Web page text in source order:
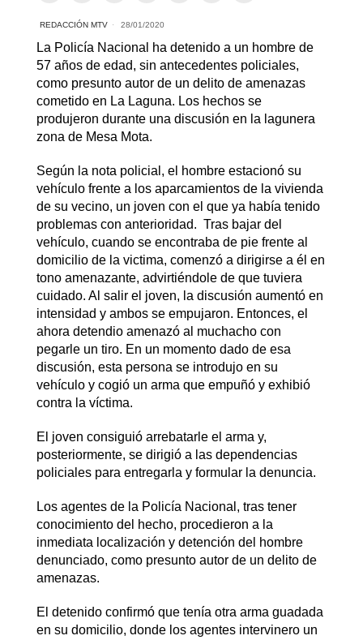
REDACCIÓN MTV 28/01/2020
La Policía Nacional ha detenido a un hombre de
57 años de edad, sin antecedentes policiales,
como presunto autor de un delito de amenazas
cometido en La Laguna. Los hechos se
produjeron durante una discusión en la lagunera
zona de Mesa Mota.
Según la nota policial, el hombre estacionó su
vehículo frente a los aparcamientos de la vivienda
de su vecino, un joven con el que ya había tenido
problemas con anterioridad. Tras bajar del
vehículo, cuando se encontraba de pie frente al
domicilio de la victima, comenzó a dirigirse a él en
tono amenazante, advirtiéndole de que tuviera
cuidado. Al salir el joven, la discusión aumentó en
intensidad y ambos se empujaron. Entonces, el
ahora detendio amenazó al muchacho con
pegarle un tiro. En un momento dado de esa
discusión, esta persona se introdujo en su
vehículo y cogió un arma que empuñó y exhibió
contra la víctima.
El joven consiguió arrebatarle el arma y,
posteriormente, se dirigió a las dependencias
policiales para entregarla y formular la denuncia.
Los agentes de la Policía Nacional, tras tener
conocimiento del hecho, procedieron a la
inmediata localización y detención del hombre
denunciado, como presunto autor de un delito de
amenazas.
El detenido confirmó que tenía otra arma guadada
en su domicilio, donde los agentes intervinero un